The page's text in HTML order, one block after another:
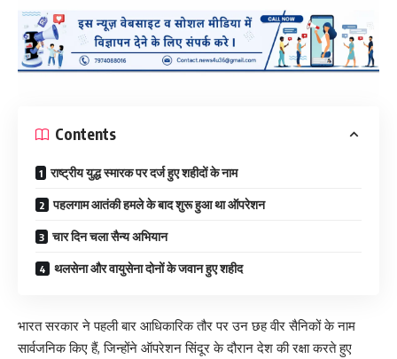
Contents
राष्ट्रीय युद्ध स्मारक पर दर्ज हुए शहीदों के नाम
पहलगाम आतंकी हमले के बाद शुरू हुआ था ऑपरेशन
चार दिन चला सैन्य अभियान
थलसेना और वायुसेना दोनों के जवान हुए शहीद
भारत सरकार ने पहली बार आधिकारिक तौर पर उन छह वीर सैनिकों के नाम
सार्वजनिक किए हैं, जिन्होंने ऑपरेशन सिंदूर के दौरान देश की रक्षा करते हुए